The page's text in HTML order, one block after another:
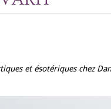
et ésotériques chez